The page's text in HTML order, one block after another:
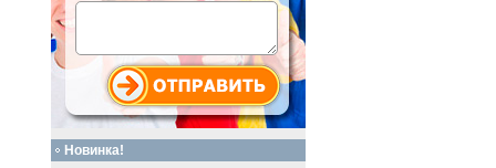
Новинка!